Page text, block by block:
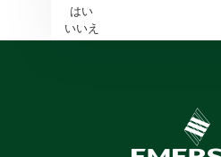
はい
いいえ